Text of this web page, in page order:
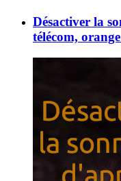
Désactiver la
télécom,